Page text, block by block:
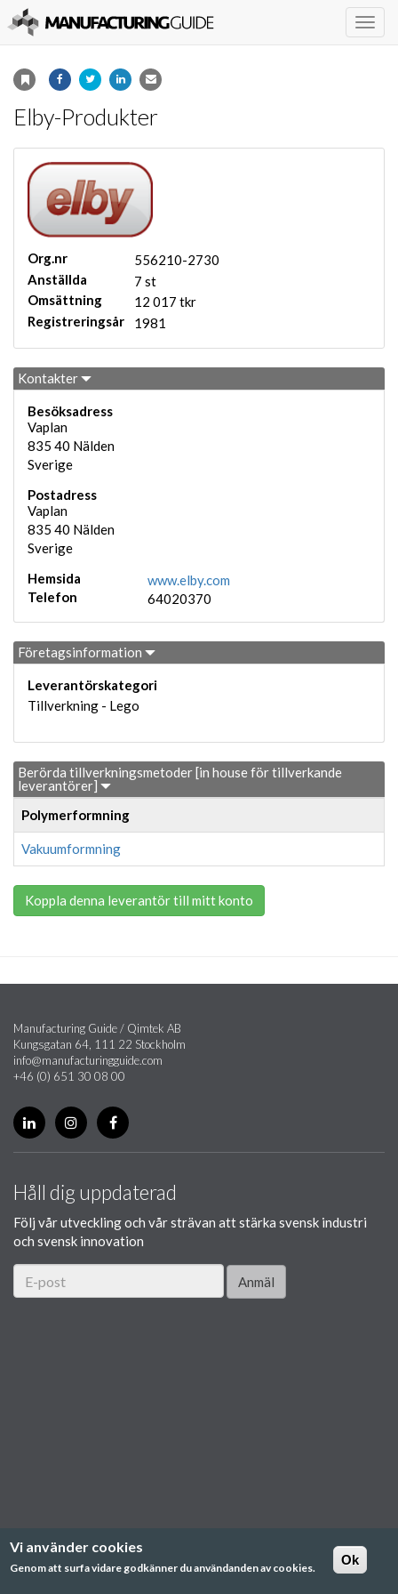
Elby-Produkter
Org.nr
556210-2730
Anställda
7 st
Omsättning
12 017 tkr
Registreringsår
1981
Kontakter
Besöksadress
Vaplan
835 40 Nälden
Sverige
Postadress
Vaplan
835 40 Nälden
Sverige
Hemsida
www.elby.com
Telefon
64020370
Företagsinformation
Leverantörskategori
Tillverkning - Lego
Berörda tillverkningsmetoder [in house för tillverkande
leverantörer]
Polymerformning
Vakuumformning
Koppla denna leverantör till mitt konto
Manufacturing Guide / Qimtek AB
Kungsgatan 64, 111 22 Stockholm
info@manufacturingguide.com
+46 (0) 651 30 08 00
Håll dig uppdaterad
Följ vår utveckling och vår strävan att stärka svensk industri
och svensk innovation
Anmäl
Vi använder cookies
Genom att surfa vidare godkänner du användanden av cookies.
Ok